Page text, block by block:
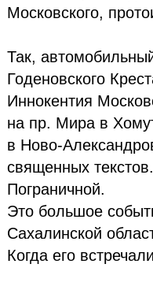
Московского,
Так,
Годеновского
Иннокентия
на пр. Мира в
в Ново-
священных
Пограничной.
Это большое
Сахалинской
Когда его